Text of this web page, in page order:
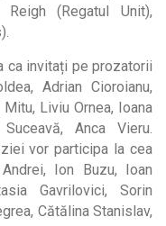
Reigh (Regatul Unit),
ca invitați pe prozatorii
Adrian Cioroianu,
Liviu Ornea, Ioana
Anca Vieru.
vor participa la cea
Ion Buzu, Ioan
Gavrilovici, Sorin
Cătălina Stanislav,